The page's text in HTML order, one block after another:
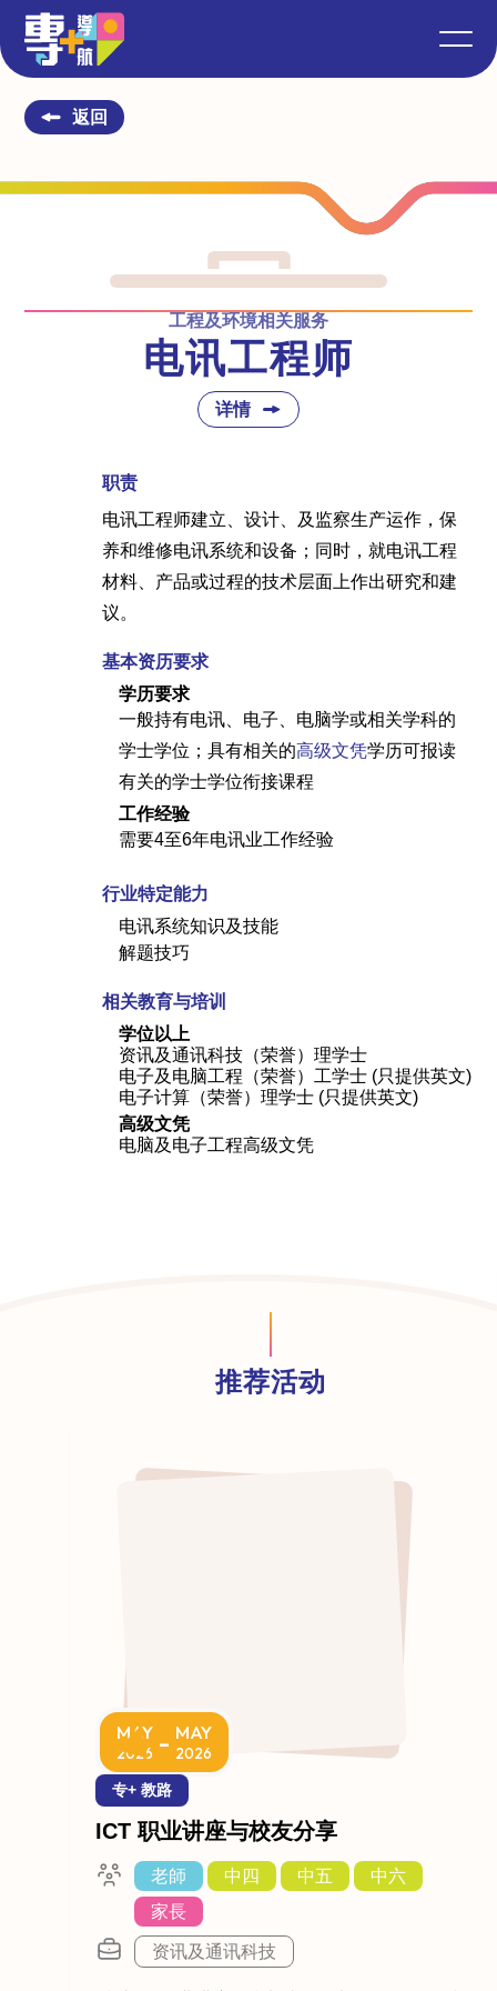
返回
工程及环境相关服务
电讯工程师
详情
职责
电讯工程师建立、设计、及监察生产运作，保
养和维修电讯系统和设备；同时，就电讯工程
材料、产品或过程的技术层面上作出研究和建
议。
基本资历要求
学历要求
一般持有电讯、电子、电脑学或相关学科的
学士学位；具有相关的高级文凭学历可报读
有关的学士学位衔接课程
工作经验
需要4至6年电讯业工作经验
行业特定能力
电讯系统知识及技能
解题技巧
相关教育与培训
学位以上
资讯及通讯科技（荣誉）理学士
电子及电脑工程（荣誉）工学士 (只提供英文)
电子计算（荣誉）理学士 (只提供英文)
高级文凭
电脑及电子工程高级文凭
推荐活动
MAY
2026 - MAY
2026
专+ 教路
ICT 职业讲座与校友分享
老師 中四 中五
中六
家長
资讯及通讯科技